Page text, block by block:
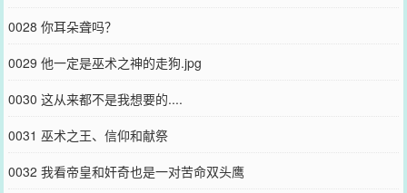
0028 你耳朵聋吗？
0029 他一定是巫术之神的走狗.jpg
0030 这从来都不是我想要的....
0031 巫术之王、信仰和献祭
0032 我看帝皇和奸奇也是一对苦命双头鹰